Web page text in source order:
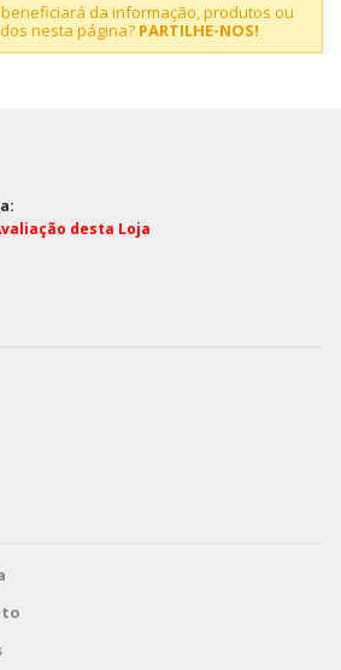
da informação, produtos ou
nesta página? PARTILHE-NOS!
desta Loja